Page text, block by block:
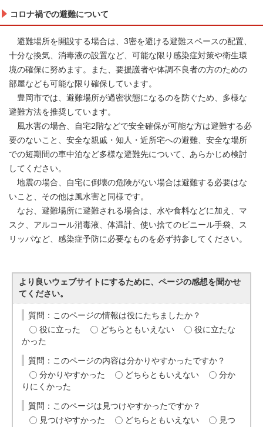
コロナ禍での避難について
避難場所を開設する場合は、3密を避ける避難スペースの配置、
十分な換気、消毒液の設置など、可能な限り感染症対策や衛生環
境の確保に努めます。また、要援護者や体調不良者の方のための
部屋なども可能な限り確保しています。
豊岡市では、避難場所が過密状態になるのを防ぐため、多様な
避難方法を推奨しています。
風水害の場合、自宅2階などで安全確保が可能な方は避難する必
要のないこと、安全な親戚・知人・近所宅への避難、安全な場所
での短期間の車中泊など多様な避難先について、あらかじめ検討
してください。
地震の場合、自宅に倒壊の危険がない場合は避難する必要はな
いこと、その他は風水害と同様です。
なお、避難場所に避難される場合は、水や食料などに加え、マ
スク、アルコール消毒液、体温計、使い捨てのビニール手袋、ス
リッパなど、感染症予防に必要なものを必ず持参してください。
より良いウェブサイトにするために、ページの感想を聞かせ
てください。
質問：このページの情報は役にたちましたか？
役に立った
どちらともいえない
役に立たな
かった
質問：このページの内容は分かりやすかったですか？
分かりやすかった
どちらともいえない
分か
りにくかった
質問：このページは見つけやすかったですか？
見つけやすかった
どちらともいえない
見つ